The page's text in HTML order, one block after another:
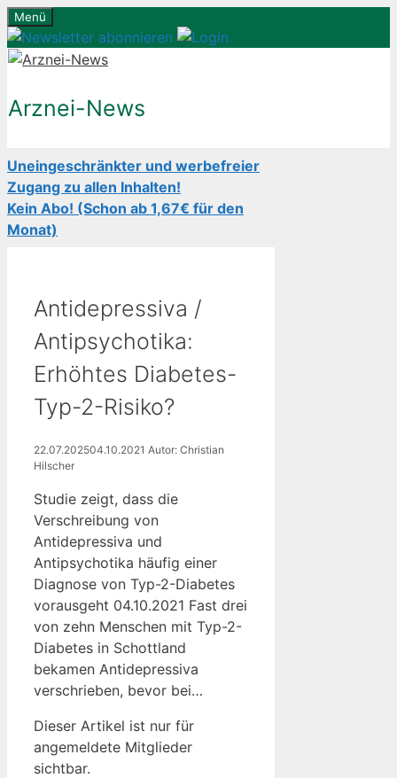
Zum
Inhalt
springen
Menü
Arznei-News
Uneingeschränkter und werbefreier
Zugang zu allen Inhalten!
Kein Abo! (Schon ab 1,67€ für den
Monat)
Antidepressiva /
Antipsychotika:
Erhöhtes Diabetes-
Typ-2-Risiko?
22.07.202504.10.2021 Autor: Christian
Hilscher
Studie zeigt, dass die
Verschreibung von
Antidepressiva und
Antipsychotika häufig einer
Diagnose von Typ-2-Diabetes
vorausgeht 04.10.2021 Fast drei
von zehn Menschen mit Typ-2-
Diabetes in Schottland
bekamen Antidepressiva
verschrieben, bevor bei…
Dieser Artikel ist nur für
angemeldete Mitglieder
sichtbar.